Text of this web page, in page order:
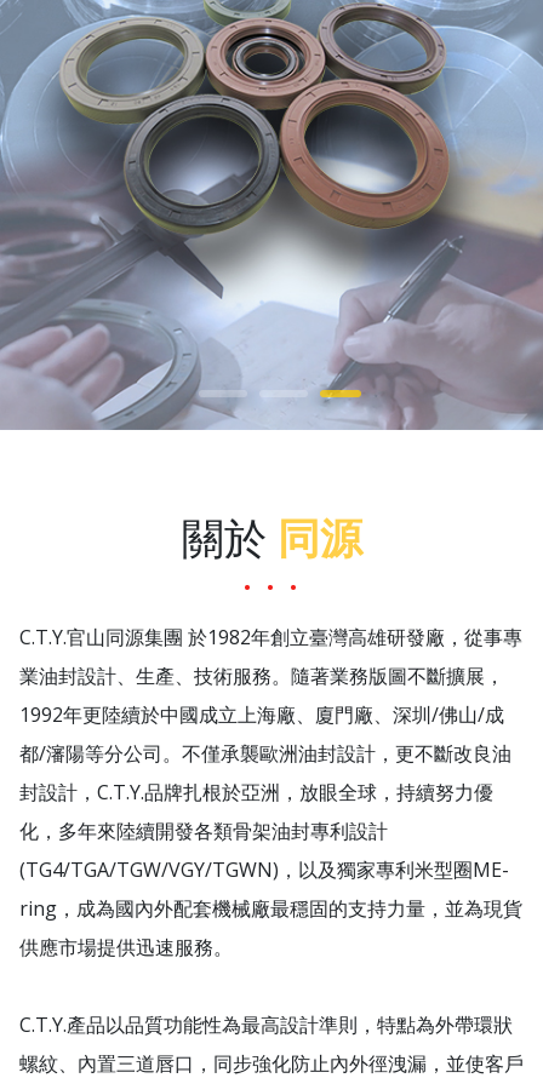
關於 同源
C.T.Y.官山同源集團 於1982年創立臺灣高雄研發廠，從事專
業油封設計、生產、技術服務。隨著業務版圖不斷擴展，
1992年更陸續於中國成立上海廠、廈門廠、深圳/佛山/成
都/瀋陽等分公司。不僅承襲歐洲油封設計，更不斷改良油
封設計，C.T.Y.品牌扎根於亞洲，放眼全球，持續努力優
化，多年來陸續開發各類骨架油封專利設計
(TG4/TGA/TGW/VGY/TGWN)，以及獨家專利米型圈ME-
ring，成為國內外配套機械廠最穩固的支持力量，並為現貨
供應市場提供迅速服務。
C.T.Y.產品以品質功能性為最高設計準則，特點為外帶環狀
螺紋、內置三道唇口，同步強化防止內外徑洩漏，並使客戶